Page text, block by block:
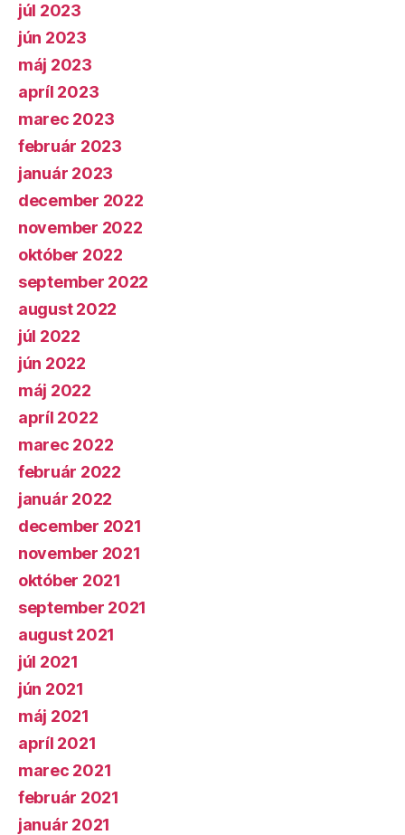
júl 2023
jún 2023
máj 2023
apríl 2023
marec 2023
február 2023
január 2023
december 2022
november 2022
október 2022
september 2022
august 2022
júl 2022
jún 2022
máj 2022
apríl 2022
marec 2022
február 2022
január 2022
december 2021
november 2021
október 2021
september 2021
august 2021
júl 2021
jún 2021
máj 2021
apríl 2021
marec 2021
február 2021
január 2021